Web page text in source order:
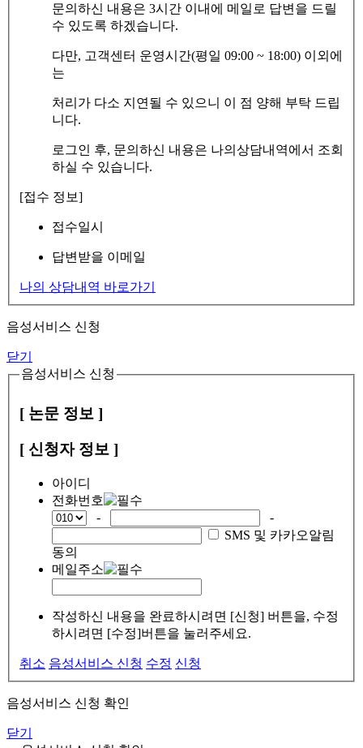
문의하신 내용은 3시간 이내에 메일로 답변을 드릴
수 있도록 하겠습니다.
다만, 고객센터 운영시간(평일 09:00 ~ 18:00) 이외에
는
처리가 다소 지연될 수 있으니 이 점 양해 부탁 드립
니다.
로그인 후, 문의하신 내용은 나의상담내역에서 조회
하실 수 있습니다.
[접수 정보]
접수일시
답변받을 이메일
나의 상담내역 바로가기
음성서비스 신청
닫기
음성서비스 신청
[ 논문 정보 ]
[ 신청자 정보 ]
아이디
전화번호
-
-
SMS 및 카카오알림
동의
메일주소
작성하신 내용을 완료하시려면 [신청] 버튼을, 수정
하시려면 [수정]버튼을 눌러주세요.
취소 음성서비스 신청 수정 신청
음성서비스 신청 확인
닫기